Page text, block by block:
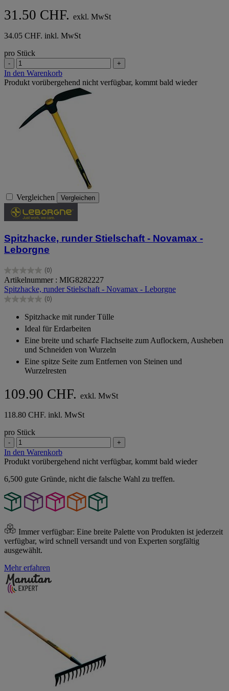
31.50 CHF. exkl. MwSt
34.05 CHF. inkl. MwSt
pro Stück
- +
In den Warenkorb
Produkt vorübergehend nicht verfügbar, kommt bald wieder
Vergleichen Vergleichen
Spitzhacke, runder Stielschaft - Novamax -
Leborgne
(0)
0.0
von
5
Sternen.
Artikelnummer : MIG8282227
Spitzhacke, runder Stielschaft - Novamax - Leborgne
(0)
0.0
Sternen.
Spitzhacke mit runder Tülle
Ideal für Erdarbeiten
Eine breite und scharfe Flachseite zum Auflockern, Ausheben
und Schneiden von Wurzeln
Eine spitze Seite zum Entfernen von Steinen und
Wurzelresten
109.90 CHF. exkl. MwSt
118.80 CHF. inkl. MwSt
pro Stück
- +
In den Warenkorb
Produkt vorübergehend nicht verfügbar, kommt bald wieder
6,500 gute Gründe, nicht die falsche Wahl zu treffen.
Immer verfügbar: Eine breite Palette von Produkten ist jederzeit
verfügbar, wird schnell versandt und von Experten sorgfältig
ausgewählt.
Mehr erfahren